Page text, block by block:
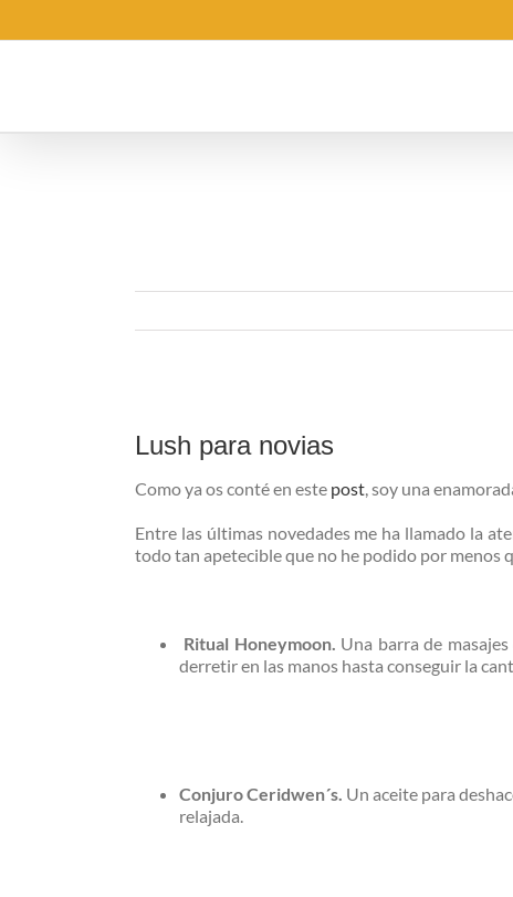
más
Lush para novias
Como ya os conté en este post, soy una
Entre las últimas novedades me ha llamado la
todo tan apetecible que no he podido por menos
Ritual Honeymoon. Una barra de
derretir en las manos hasta conseguir la
Conjuro Ceridwen´s. Un aceite para
relajada.